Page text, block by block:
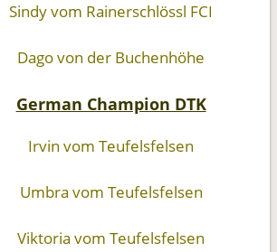
Sindy vom Rainerschlössl FCI
Dago von der Buchenhöhe
German Champion DTK
Irvin vom Teufelsfelsen
Umbra vom Teufelsfelsen
Viktoria vom Teufelsfelsen